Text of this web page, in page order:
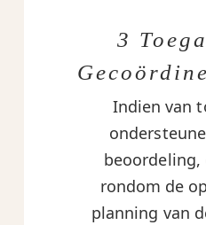
3
Indien van
rondom de
planning van